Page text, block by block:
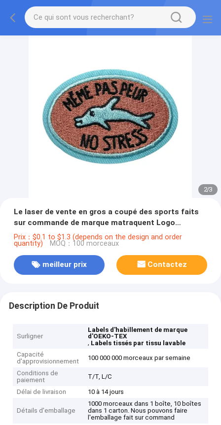
2/3
Le laser de vente en gros a coupé des sports faits
sur commande de marque matraquent Logo
Embroidered Patches For Clothing fait sur
commande
Prix：$0.1 to $1.3 (depends on the design and order
quantity) MOQ：100 morceaux
meilleur prix Contactez
Description De Produit
Surligner
Labels d'habillement de marque
d'OEKO-TEX
, Labels tissés par tissu lavable
Capacité
d'approvisionnement
100 000 000 morceaux par semaine
Conditions de
paiement
T/T, L/C
Délai de livraison 10 à 14 jours
Détails d'emballage
1000 morceaux dans 1 boîte, 10 boîtes
dans 1 carton. Nous pouvons faire
l'emballage fait sur command